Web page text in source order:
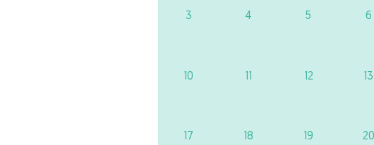
3 4 5 6
10 11 12 13
17 18 19 20